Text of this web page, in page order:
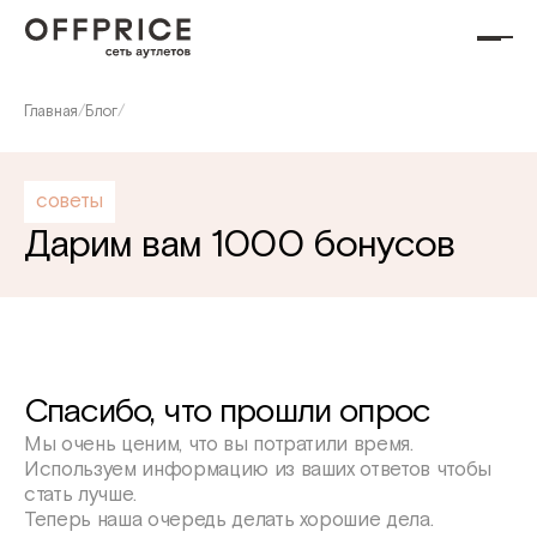
Главная/Блог/
советы
Дарим вам 1000 бонусов
Спасибо, что прошли опрос
Мы очень ценим, что вы потратили время.
Используем информацию из ваших ответов чтобы
стать лучше.
Теперь наша очередь делать хорошие дела.